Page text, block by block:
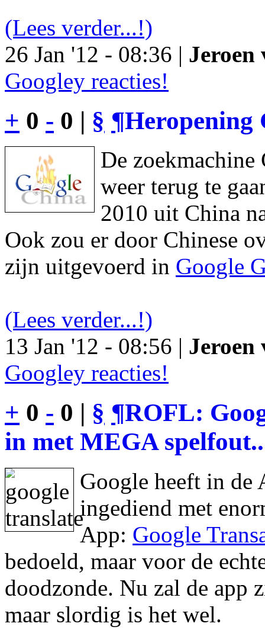
(Lees verder...!)
26 Jan '12 - 08:36 | Jeroen
Googley reacties!
+ 0 - 0 | § ¶Heropening
De
weer terug te
2010 uit China
Ook zou er door Chinese
zijn uitgevoerd in Google
(Lees verder...!)
13 Jan '12 - 08:56 | Jeroen
Googley reacties!
+ 0 - 0 | § ¶ROFL:
in met MEGA
Google heeft in de
ingediend met
App: Google
bedoeld, maar voor de
doodzonde. Nu zal de app
maar slordig is het wel.